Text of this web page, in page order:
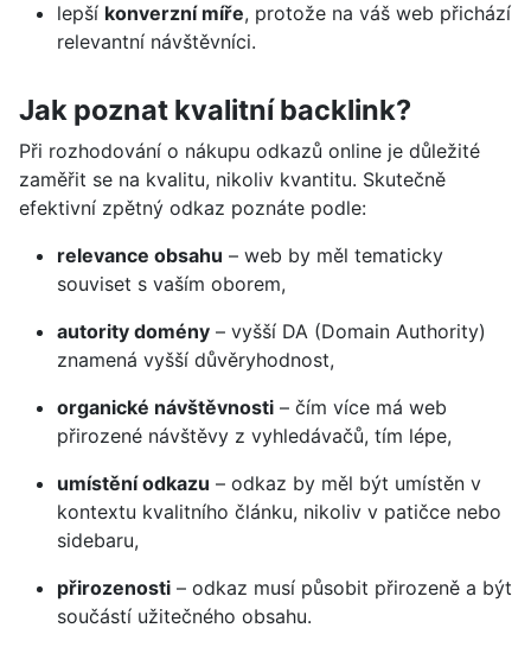
lepší konverzní míře, protože na váš web přichází
relevantní návštěvníci.
Jak poznat kvalitní backlink?
Při rozhodování o nákupu odkazů online je důležité
zaměřit se na kvalitu, nikoliv kvantitu. Skutečně
efektivní zpětný odkaz poznáte podle:
relevance obsahu – web by měl tematicky
souviset s vaším oborem,
autority domény – vyšší DA (Domain Authority)
znamená vyšší důvěryhodnost,
organické návštěvnosti – čím více má web
přirozené návštěvy z vyhledávačů, tím lépe,
umístění odkazu – odkaz by měl být umístěn v
kontextu kvalitního článku, nikoliv v patičce nebo
sidebaru,
přirozenosti – odkaz musí působit přirozeně a být
součástí užitečného obsahu.